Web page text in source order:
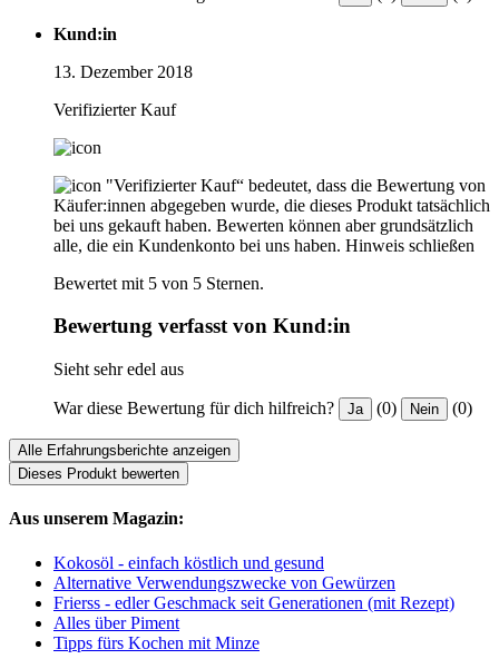
Kund:in
13. Dezember 2018
Verifizierter Kauf
"Verifizierter Kauf“ bedeutet, dass die Bewertung von
Käufer:innen abgegeben wurde, die dieses Produkt tatsächlich
bei uns gekauft haben. Bewerten können aber grundsätzlich
alle, die ein Kundenkonto bei uns haben. Hinweis schließen
Bewertet mit 5 von 5 Sternen.
Bewertung verfasst von Kund:in
Sieht sehr edel aus
War diese Bewertung für dich hilfreich? Ja (0) Nein (0)
Alle Erfahrungsberichte anzeigen
Dieses Produkt bewerten
Aus unserem Magazin:
Kokosöl - einfach köstlich und gesund
Alternative Verwendungszwecke von Gewürzen
Frierss - edler Geschmack seit Generationen (mit Rezept)
Alles über Piment
Tipps fürs Kochen mit Minze